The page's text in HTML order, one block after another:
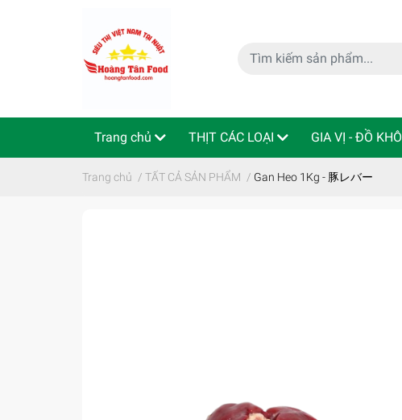
Trang chủ THỊT CÁC LOẠI GIA VỊ - ĐỒ KHÔ
特定商取引法 Indo - ThaiLan
Trang chủ / TẤT CẢ SẢN PHẨM / Gan Heo 1Kg - 豚レバー